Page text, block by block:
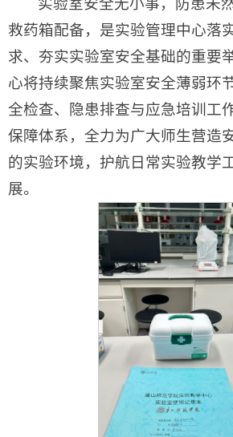
实验室安全无小事，防患未
救药箱配备，是实验管理中心落
求、夯实实验室安全基础的重要
心将持续聚焦实验室安全薄弱环
全检查、隐患排查与应急培训工
保障体系，全力为广大师生营造
的实验环境，护航日常实验教学
展。